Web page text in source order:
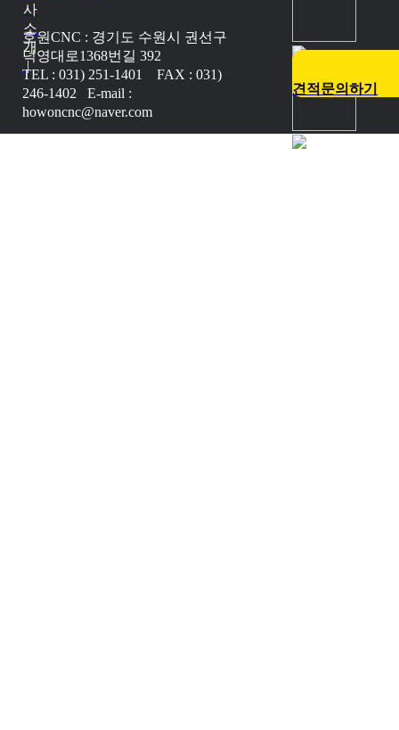
사
소
개
|
호원CNC : 경기도 수원시 권선구
덕영대로1368번길 392
TEL : 031) 251-1401 FAX : 031)
246-1402 E-mail :
howoncnc@naver.com
견적문의하기